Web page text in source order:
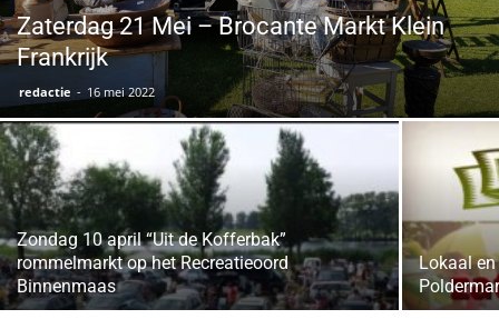
Zaterdag 21 Mei – Brocante Markt Klein
Frankrijk
redactie - 16 mei 2022
Zondag 10 april “Uit de Kofferbak”
rommelmarkt op het Recreatieoord
Binnenmaas
Lokaal